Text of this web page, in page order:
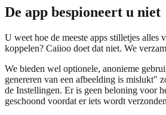
De app bespioneert u niet
U weet hoe de meeste apps stilletjes
koppelen? Caiioo doet dat niet. We
We bieden wel optionele, anonieme
genereren van een afbeelding is mislukt"
de Instellingen. Er is geen beloning voor
geschoond voordat er iets wordt